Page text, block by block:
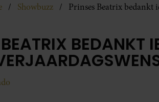
Showbuzz Prinses Beatrix bedankt
BEDANKT